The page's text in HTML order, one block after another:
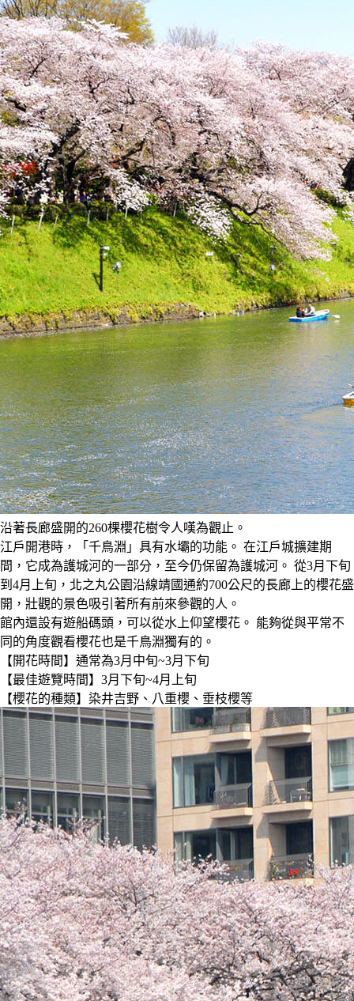
沿著長廊盛開的260棵櫻花樹令人嘆為觀止。
江戶開港時，「千鳥淵」具有水壩的功能。 在江戶城擴建期
間，它成為護城河的一部分，至今仍保留為護城河。 從3月下旬
到4月上旬，北之丸公園沿線靖國通約700公尺的長廊上的櫻花盛
開，壯觀的景色吸引著所有前來參觀的人。
館內還設有遊船碼頭，可以從水上仰望櫻花。 能夠從與平常不
同的角度觀看櫻花也是千鳥淵獨有的。
【開花時間】通常為3月中旬~3月下旬
【最佳遊覽時間】3月下旬~4月上旬
【櫻花的種類】染井吉野、八重櫻、垂枝櫻等